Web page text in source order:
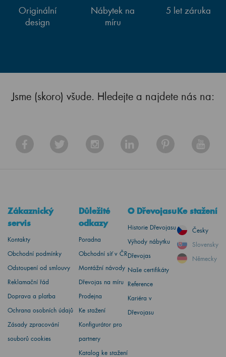
Originální
design
Nábytek na
míru
5 let záruka
Jsme (skoro) všude. Hledejte a najdete nás na:
Zákaznický
servis
Kontakty
Obchodní podmínky
Odstoupení od smlouvy
Reklamační řád
Doprava a platba
Ochrana osobních údajů
Zásady zpracování
souborů cookies
Důležité
odkazy
Poradna
Obchodní síť v ČR
Montážní návody
Dřevojas na míru
Prodejna
Ke stažení
Konfigurátor pro
partnery
Katalog ke stažení
O Dřevojasu
Historie Dřevojasu
Výhody nábytku
Dřevojas
Naše certifikáty
Reference
Kariéra v
Dřevojasu
Ke stažení
Česky
Slovensky
Německy